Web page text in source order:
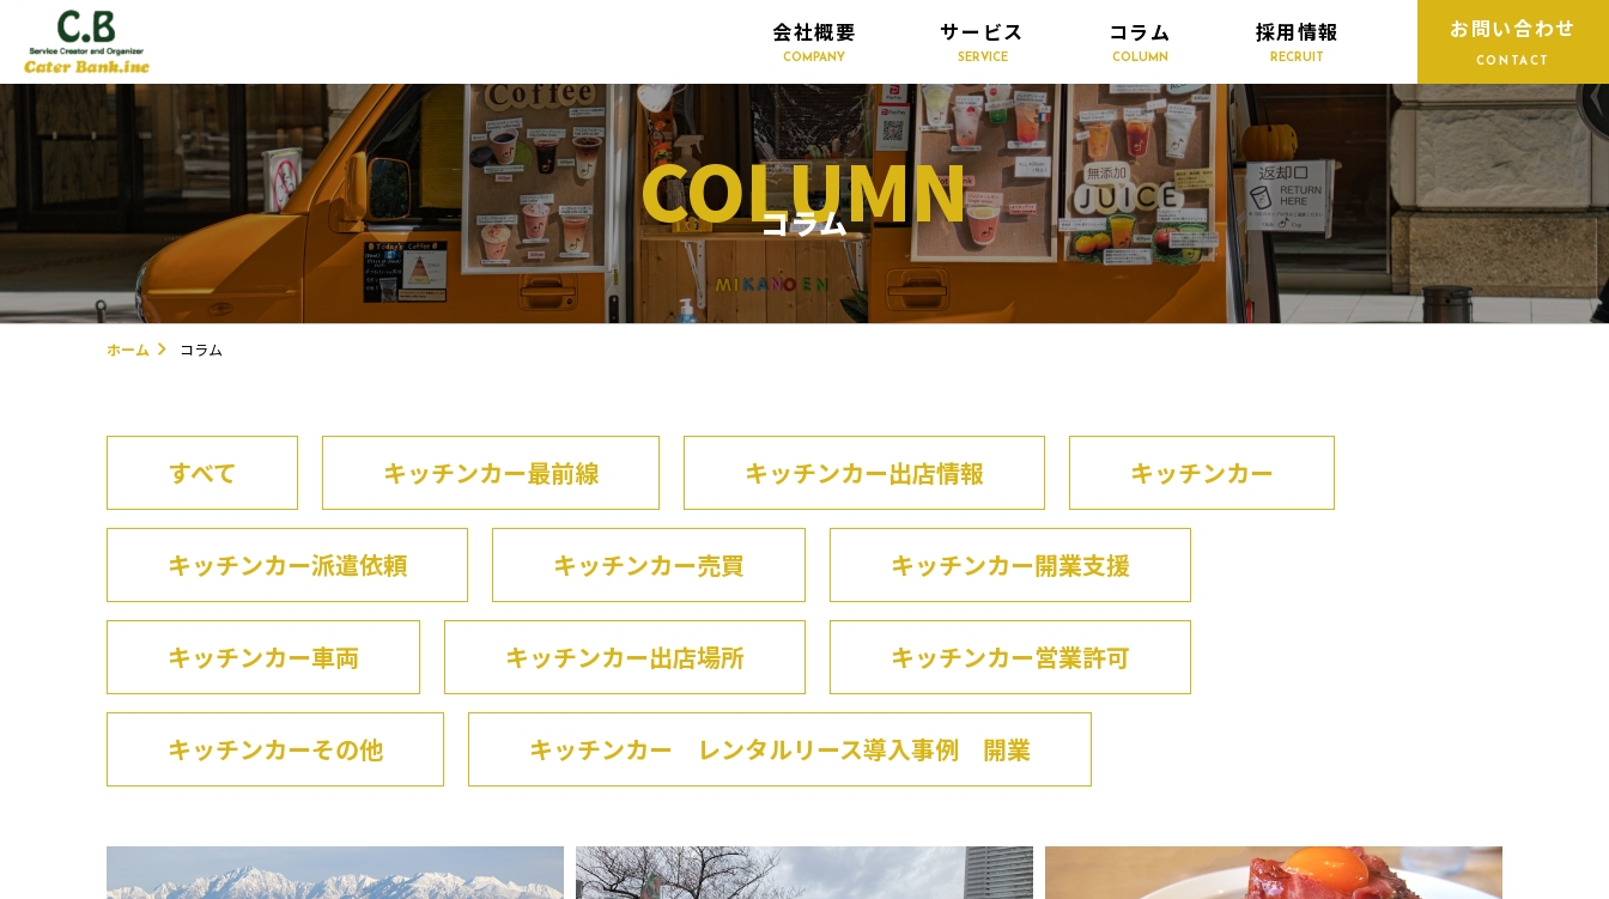
会社概要
COMPANY
サービス
SERVICE
コラム
COLUMN
採用情報
RECRUIT
お問い合わせ
CONTACT
COLUMN
コラム
ホーム コラム
すべて キッチンカー最前線 キッチンカー出店情報 キッチンカー
キッチンカー派遣依頼 キッチンカー売買 キッチンカー開業支援
キッチンカー車両 キッチンカー出店場所 キッチンカー営業許可
キッチンカーその他 キッチンカー レンタルリース導入事例 開業